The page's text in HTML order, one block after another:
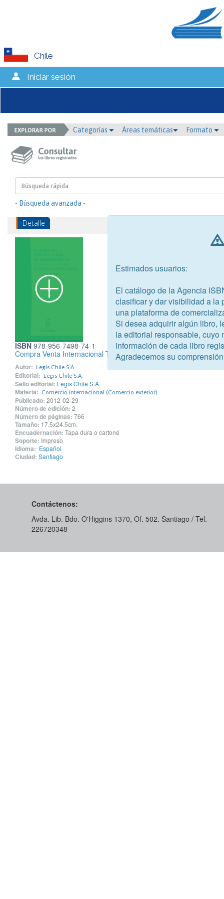
Chile
Iniciar sesión
Categorías Áreas temáticas Formato
- Búsqueda avanzada -
Detalle
ISBN 978-956-7498-74-1
Compra Venta Internacional Tributación y Normas
Autor: Legis Chile S.A.
Editorial: Legis Chile S.A.
Sello editorial: Legis Chile S.A.
Materia: Comercio internacional (Comercio exterior)
Publicado: 2012-02-29
Número de edición: 2
Número de páginas: 766
Tamaño: 17.5x24.5cm.
Encuadernación: Tapa dura o cartoné
Soporte: Impreso
Idioma: Español
Ciudad: Santiago
Contáctenos:
Avda. Lib. Bdo. O'Higgins 1370, Of. 502. Santiago / Tel.
226720348
Estimados usuarios:
El catálogo de la Agencia
clasificar y dar visibilidad a la
una plataforma de
Si desea adquirir algún libro,
la editorial responsable, cuyo
información de cada libro
Agradecemos su